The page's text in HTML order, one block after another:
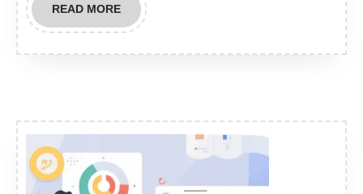
READ MOREREAD
MORE